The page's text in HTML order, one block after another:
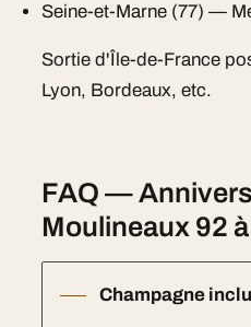
Seine-et-Marne (77) —
Sortie d'Île-de-France
Lyon, Bordeaux, etc.
FAQ —
Moulineaux 92
Champagne